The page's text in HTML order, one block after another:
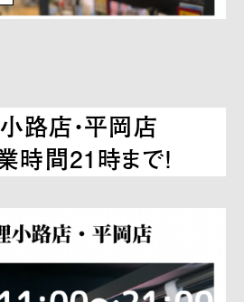
路店・平岡店
時間21時まで！